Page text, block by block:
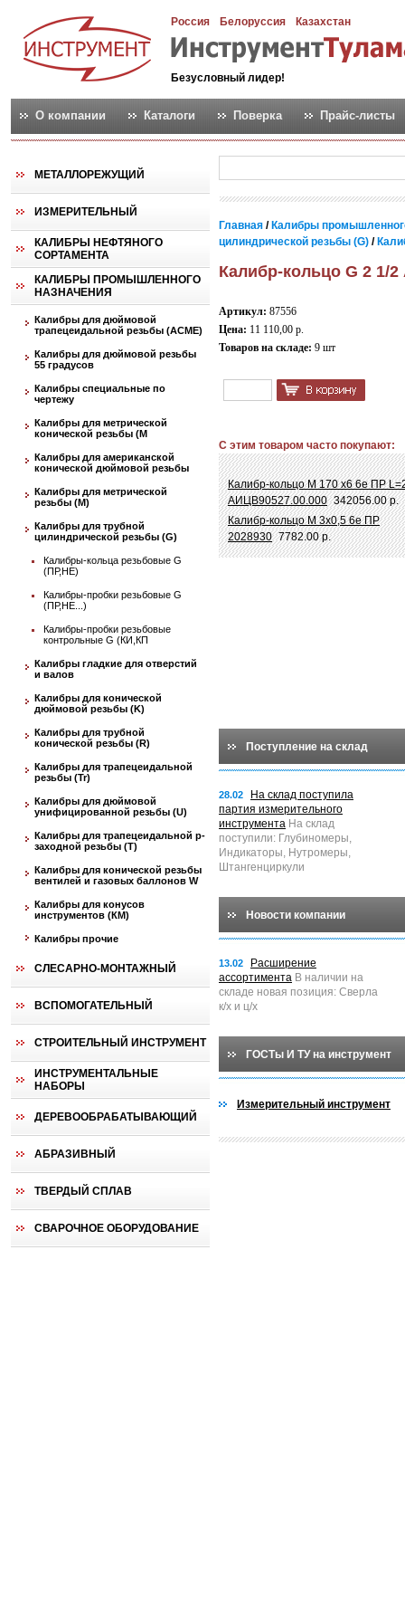
Россия Белоруссия Казахстан
Безусловный лидер!
О компании Каталоги Поверка Прайс-листы
МЕТАЛЛОРЕЖУЩИЙ
ИЗМЕРИТЕЛЬНЫЙ
КАЛИБРЫ НЕФТЯНОГО
СОРТАМЕНТА
КАЛИБРЫ ПРОМЫШЛЕННОГО
НАЗНАЧЕНИЯ
Калибры для дюймовой
трапецеидальной резьбы (АСМЕ)
Калибры для дюймовой резьбы
55 градусов
Калибры специальные по
чертежу
Калибры для метрической
конической резьбы (М
Калибры для американской
конической дюймовой резьбы
Калибры для метрической
резьбы (М)
Калибры для трубной
цилиндрической резьбы (G)
Калибры-кольца резьбовые G
(ПР,НЕ)
Калибры-пробки резьбовые G
(ПР,НЕ...)
Калибры-пробки резьбовые
контрольные G (КИ,КП
Калибры гладкие для отверстий
и валов
Калибры для конической
дюймовой резьбы (K)
Калибры для трубной
конической резьбы (R)
Калибры для трапецеидальной
резьбы (Tr)
Калибры для дюймовой
унифицированной резьбы (U)
Калибры для трапецеидальной p-
заходной резьбы (T)
Калибры для конической резьбы
вентилей и газовых баллонов W
Калибры для конусов
инструментов (КМ)
Калибры прочие
СЛЕСАРНО-МОНТАЖНЫЙ
ВСПОМОГАТЕЛЬНЫЙ
СТРОИТЕЛЬНЫЙ ИНСТРУМЕНТ
ИНСТРУМЕНТАЛЬНЫЕ
НАБОРЫ
ДЕРЕВООБРАБАТЫВАЮЩИЙ
АБРАЗИВНЫЙ
ТВЕРДЫЙ СПЛАВ
СВАРОЧНОЕ ОБОРУДОВАНИЕ
Главная / Калибры
цилиндрической резьбы (G) /
Калибр-кольцо G 2 1/
Артикул: 87556
Цена: 11 110,00 р.
Товаров на складе: 9 шт
С этим товаром часто покупают:
Калибр-кольцо М 170 х6 6e ПР
АИЦВ90527.00.000 342056.00 р.
Калибр-кольцо M 3х0,5 6e ПР
2028930 7782.00 р.
Поступление на склад
28.02
На склад поступила
партия измерительного
инструмента На склад
поступили: Глубиномеры,
Индикаторы, Нутромеры,
Штангенциркули
Новости компании
13.02
Расширение
ассортимента В наличии на
складе новая позиция: Сверла
к/х и ц/х
ГОСТы И ТУ на инструмент
Измерительный инструмент